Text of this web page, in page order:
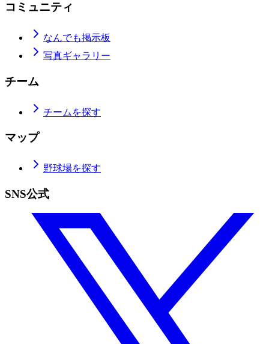
コミュニティ
なんでも掲示板
写真ギャラリー
チーム
チームを探す
マップ
野球場を探す
SNS公式